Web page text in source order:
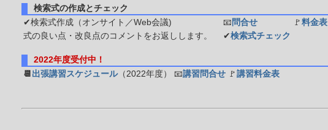
検索式の作成とチェック
✔検索式作成（オンサイト／Web会議)
📧 問合せ 🚩 料金表
式の良い点・改良点のコメントをお返しします。
✔検索式チェック
2022年度受付中！
📆 出張講習スケジュール（2022年度） 📧講習問合せ 🚩 講習料金表